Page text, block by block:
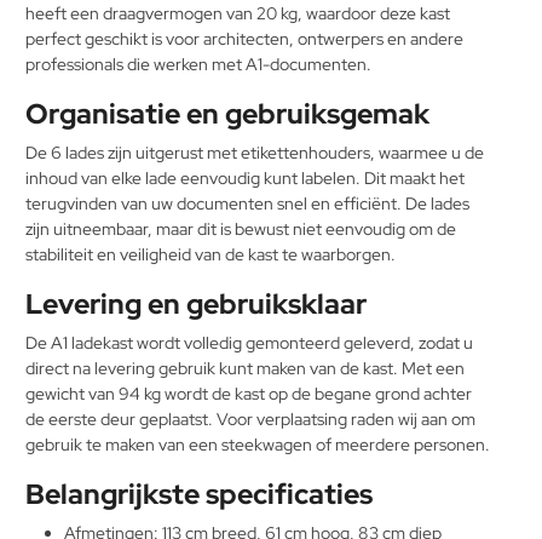
heeft een draagvermogen van 20 kg, waardoor deze kast
perfect geschikt is voor architecten, ontwerpers en andere
professionals die werken met A1-documenten.
Organisatie en gebruiksgemak
De 6 lades zijn uitgerust met etikettenhouders, waarmee u de
inhoud van elke lade eenvoudig kunt labelen. Dit maakt het
terugvinden van uw documenten snel en efficiënt. De lades
zijn uitneembaar, maar dit is bewust niet eenvoudig om de
stabiliteit en veiligheid van de kast te waarborgen.
Levering en gebruiksklaar
De A1 ladekast wordt volledig gemonteerd geleverd, zodat u
direct na levering gebruik kunt maken van de kast. Met een
gewicht van 94 kg wordt de kast op de begane grond achter
de eerste deur geplaatst. Voor verplaatsing raden wij aan om
gebruik te maken van een steekwagen of meerdere personen.
Belangrijkste specificaties
Afmetingen: 113 cm breed, 61 cm hoog, 83 cm diep